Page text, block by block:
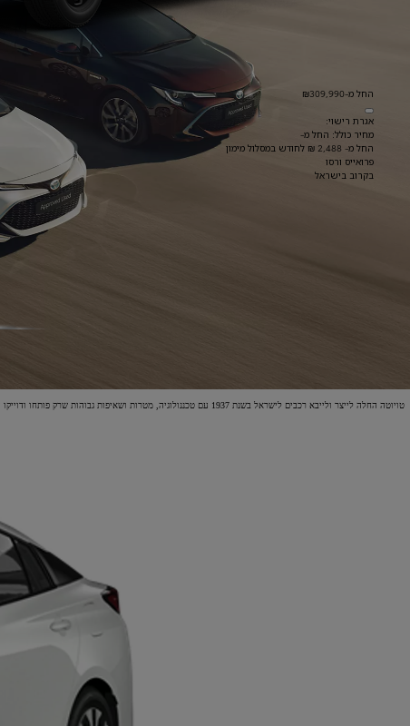
החל מ-₪309,990
אגרת רישוי:
מחיר כולל: החל מ-
החל מ- 2,488 ₪ לחודש במסלול מימון
פרואייס ורסו
בקרוב בישראל
טויוטה החלה לייצר ולייבא רכבים לישראל בשנת 1937 עם טכננולוגיה, מטרות ושאיפות גבוהות שרק פותחו ודוייקו עם השנים, החל מהטכנולוגיה ההיברידית שטויוטה הובילה, והיתה החלוצה בתחום ועד לרכבים חשמליים ורכבי מימן שעתידים להגיע. טויוטה שמה לעצמה מטרה לייצר סביבה ירוקה נטולה מזהמים כדיי ליהנות מעתיד נקי ובטוח.